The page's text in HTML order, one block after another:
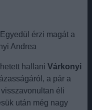
érzi magát a
Andrea
hallani Várkonyi
a pár a
éli
után még nagy